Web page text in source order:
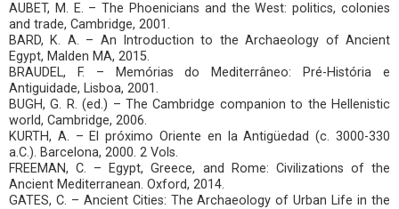
AUBET, M. E. – The Phoenicians and the West: politics, colonies
and trade, Cambridge, 2001.
BARD, K. A. – An Introduction to the Archaeology of Ancient
Egypt, Malden MA, 2015.
BRAUDEL, F. – Memórias do Mediterrâneo: Pré-História e
Antiguidade, Lisboa, 2001.
BUGH, G. R. (ed.) – The Cambridge companion to the Hellenistic
world, Cambridge, 2006.
KURTH, A. – El próximo Oriente en la Antigüedad (c. 3000-330
a.C.). Barcelona, 2000. 2 Vols.
FREEMAN, C. – Egypt, Greece, and Rome: Civilizations of the
Ancient Mediterranean. Oxford, 2014.
GATES, C. – Ancient Cities: The Archaeology of Urban Life in the